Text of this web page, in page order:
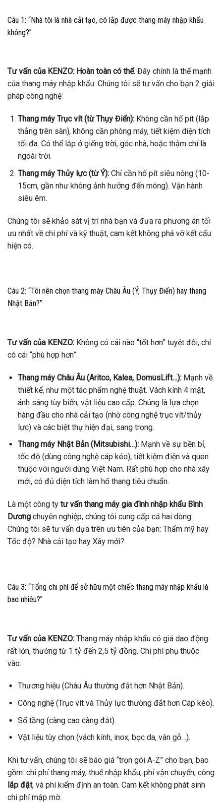
Câu 1: “Nhà tôi là nhà cải tạo, có lắp được thang máy nhập khẩu
không?”
Tư vấn của KENZO: Hoàn toàn có thể. Đây chính là thế mạnh
của thang máy nhập khẩu. Chúng tôi sẽ tư vấn cho bạn 2 giải
pháp công nghệ:
Thang máy Trục vít (từ Thụy Điển):Không cần hố pít (lắp
thẳng trên sàn), không cần phòng máy, tiết kiệm diện tích
tối đa. Có thể lắp ở giếng trời, góc nhà, hoặc thậm chí là
ngoài trời.
Thang máy Thủy lực (từ Ý):Chỉ cần hố pít siêu nông (10-
15cm, gần như không ảnh hưởng đến móng). Vận hành
siêu êm.
Chúng tôi sẽ khảo sát vị trí nhà bạn và đưa ra phương án tối
ưu nhất về chi phí và kỹ thuật, cam kết không phá vỡ kết cấu
hiện có.
Câu 2: “Tôi nên chọn thang máy Châu Âu (Ý, Thụy Điển) hay thang
Nhật Bản?”
Tư vấn của KENZO: Không có cái nào “tốt hơn” tuyệt đối, chỉ
có cái “phù hợp hơn”.
Thang máy Châu Âu (Aritco, Kalea, DomusLift…):Mạnh về
thiết kế, như một tác phẩm nghệ thuật. Vách kính 4 mặt,
ánh sáng tùy biến, vật liệu cao cấp. Chúng là lựa chọn
hàng đầu cho nhà cải tạo (nhờ công nghệ trục vít/thủy
lực) và các biệt thự hiện đại, sang trọng.
Thang máy Nhật Bản (Mitsubishi…):Mạnh về sự bền bỉ,
tốc độ (dùng công nghệ cáp kéo), tiết kiệm điện và quen
thuộc với người dùng Việt Nam. Rất phù hợp cho nhà xây
mới, có đủ diện tích làm hố thang tiêu chuẩn.
Là một công ty tư vấn thang máy gia đình nhập khẩu Bình
Dương chuyên nghiệp, chúng tôi cung cấp cả hai dòng.
Chúng tôi sẽ tư vấn dựa trên ưu tiên của bạn: Thẩm mỹ hay
Tốc độ? Nhà cải tạo hay Xây mới?
Câu 3: “Tổng chi phí để sở hữu một chiếc thang máy nhập khẩu là
bao nhiêu?”
Tư vấn của KENZO: Thang máy nhập khẩu có giá dao động
rất lớn, thường từ 1 tỷ đến 2,5 tỷ đồng. Chi phí phụ thuộc
vào:
Thương hiệu (Châu Âu thường đắt hơn Nhật Bản).
Công nghệ (Trục vít và Thủy lực thường đắt hơn Cáp kéo).
Số tầng (càng cao càng đắt).
Vật liệu tùy chọn (vách kính, inox, bọc da, vân gỗ…).
Khi tư vấn, chúng tôi sẽ báo giá “trọn gói A-Z” cho bạn, bao
gồm: chi phí thang máy, thuế nhập khẩu, phí vận chuyển, công
lắp đặt, và phí kiểm định an toàn. Cam kết không phát sinh
chi phí mập mờ.